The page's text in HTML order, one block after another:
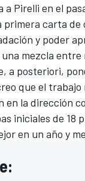
a Pirelli en el
primera carta
y poder
mezcla
a posteriori,
que el
en la dirección
iniciales de 18
en un año y